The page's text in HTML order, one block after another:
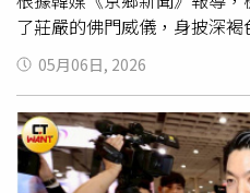
後6％，一旦藍白合作，我不
源，王委員是值得尊敬的對
事，只要17％的藍營選民歸
效，期待我延續其政策，那
李禎將計就計，故意落入田
一面，更一針見血點出他內
配不上我」、「你做夢」讓
片劃傷她，說出「這幾年我
為己有」一連串的發瘋強制
已經不是愛而不得，是徹底
人血壓飆高」。不過戲外的
了莊嚴的佛門威儀，身披深
類似剃度後的圓滑造型；在
一個月的基礎修行訓練。典
十，並依照儀軌皈依三寶，
問，逐一做出精準應答，展
教儀式中，受戒者需進行「
心。傳統上燃臂是用香火在
05月06日, 2026